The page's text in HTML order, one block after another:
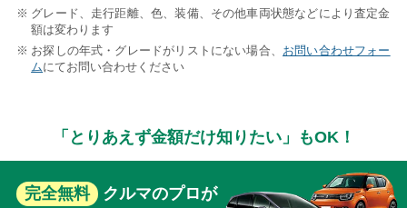
グレード、走行距離、色、装備、その他車両状態などにより査定金
額は変わります
お探しの年式・グレードがリストにない場合、 お問い合わせフォー
ムにてお問い合わせください
「とりあえず金額だけ知りたい」もOK！
完全無料 クルマのプロが